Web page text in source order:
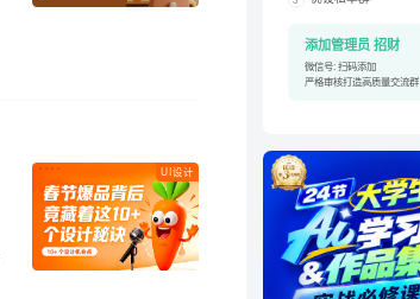
UI设计
添加管理员 招财
微信号: 扫码添加
严格审核打造高质量交流群